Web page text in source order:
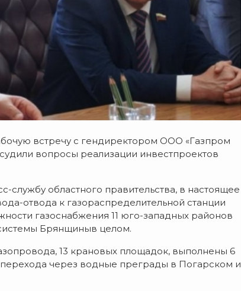
встречу с гендиректором ООО «Газпром
вопросы реализации инвестпроектов
службу областного правительства, в настоящее
отвода к газораспределительной станции
газоснабжения 11 юго-западных районов
Брянщиныв целом.
13 крановых площадок, выполнены 6
через водные преграды в Погарском и